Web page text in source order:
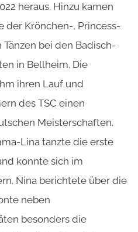
heraus. Hinzu kamen
der Krönchen-, Princess-
bei den Badisch-
in Bellheim. Die
ihren Lauf und
des TSC einen
Meisterschaften.
Lina tanzte die erste
konnte sich im
Nina berichtete über die
neben
besonders die